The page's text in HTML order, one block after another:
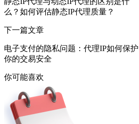
么？如何评估静态IP代理质量？
下一篇文章
电子支付的隐私问题：代理IP如何保护
你的交易安全
你可能喜欢